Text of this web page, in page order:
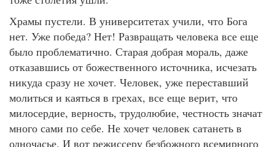
Храмы пустели. В университетах учили, что Бога
нет. Уже победа? Нет! Развращать человека все еще
было проблематично. Старая добрая мораль, даже
отказавшись от божественного источника, исчезать
никуда сразу не хочет. Человек, уже переставший
молиться и каяться в грехах, все еще верит, что
милосердие, верность, трудолюбие, честность значат
много сами по себе. Не хочет человек сатанеть в
одночасье. И вот режиссеру безбожного всемирного